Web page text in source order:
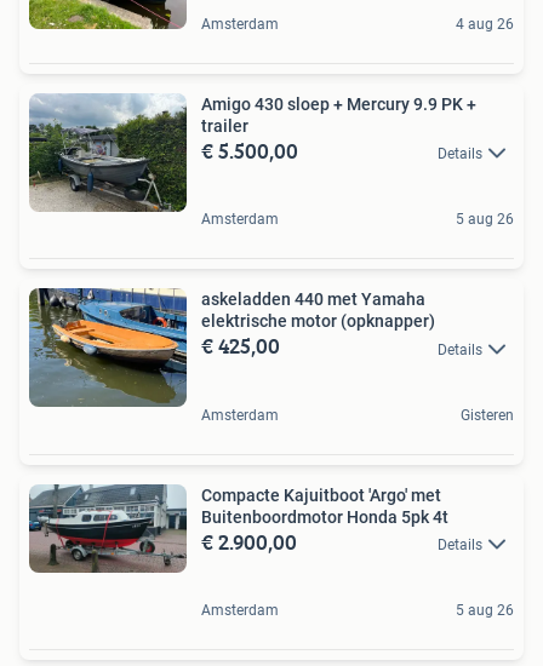
Amsterdam 4 aug 26
Amigo 430 sloep + Mercury 9.9 PK +
trailer
€ 5.500,00 Details
Amsterdam 5 aug 26
askeladden 440 met Yamaha
elektrische motor (opknapper)
€ 425,00 Details
Amsterdam Gisteren
Compacte Kajuitboot 'Argo' met
Buitenboordmotor Honda 5pk 4t
€ 2.900,00 Details
Amsterdam 5 aug 26